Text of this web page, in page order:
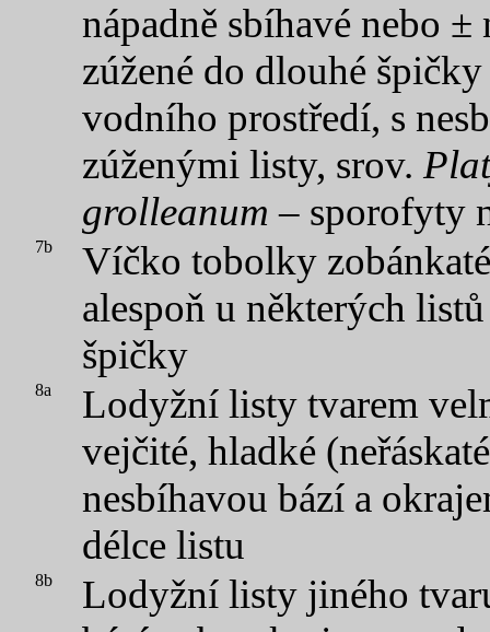
nápadně sbíhavé nebo ±
zúžené do dlouhé
vodního prostředí, s
zúženými listy, srov.
grolleanum – sporofyty
7b
Víčko tobolky
alespoň u některých
špičky
8a
Lodyžní listy tvarem
vejčité, hladké
nesbíhavou bází a
délce listu
8b
Lodyžní listy jiného